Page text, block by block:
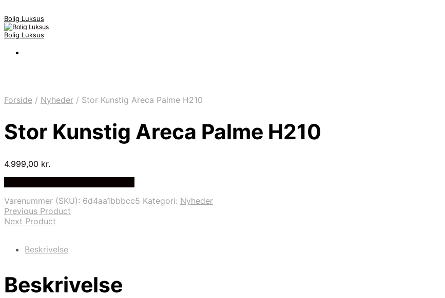
Bolig Luksus
Bolig Luksus
Forside / Nyheder / Stor Kunstig Areca Palme H210
Stor Kunstig Areca Palme H210
4.999,00 kr.
Varenummer (SKU): 6d4aa1bbbcc5 Kategori: Nyheder
Previous Product
Next Product
Beskrivelse
Beskrivelse